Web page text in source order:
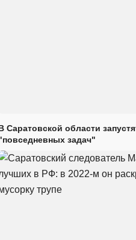
Саратовской области
задач"